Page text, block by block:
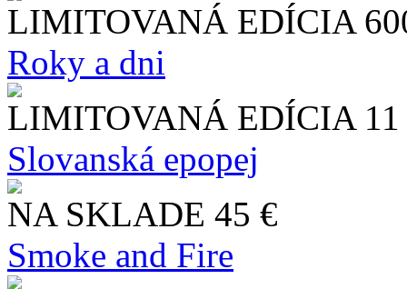
LIMITOVANÁ EDÍCIA
Roky a dni
LIMITOVANÁ EDÍCIA
Slo​vanská epopej
NA SKLADE 45 €
Smoke and Fire